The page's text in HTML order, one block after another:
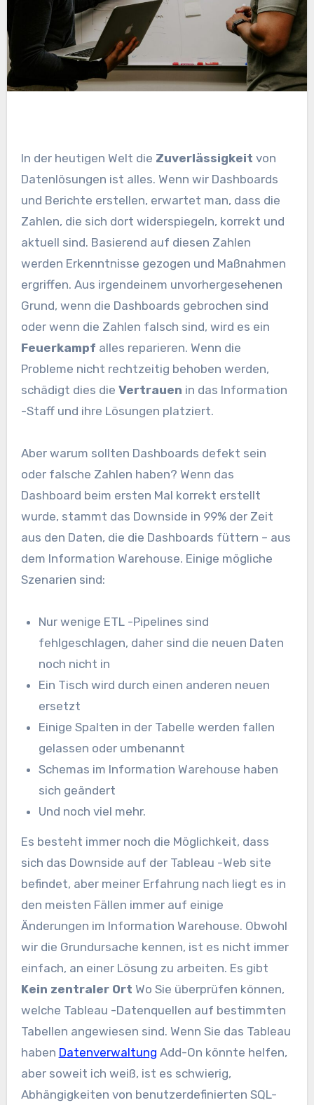
In der heutigen Welt die Zuverlässigkeit von
Datenlösungen ist alles. Wenn wir Dashboards
und Berichte erstellen, erwartet man, dass die
Zahlen, die sich dort widerspiegeln, korrekt und
aktuell sind. Basierend auf diesen Zahlen
werden Erkenntnisse gezogen und Maßnahmen
ergriffen. Aus irgendeinem unvorhergesehenen
Grund, wenn die Dashboards gebrochen sind
oder wenn die Zahlen falsch sind, wird es ein
Feuerkampf alles reparieren. Wenn die
Probleme nicht rechtzeitig behoben werden,
schädigt dies die Vertrauen in das Information
-Staff und ihre Lösungen platziert.
Aber warum sollten Dashboards defekt sein
oder falsche Zahlen haben? Wenn das
Dashboard beim ersten Mal korrekt erstellt
wurde, stammt das Downside in 99% der Zeit
aus den Daten, die die Dashboards füttern – aus
dem Information Warehouse. Einige mögliche
Szenarien sind:
Nur wenige ETL -Pipelines sind
fehlgeschlagen, daher sind die neuen Daten
noch nicht in
Ein Tisch wird durch einen anderen neuen
ersetzt
Einige Spalten in der Tabelle werden fallen
gelassen oder umbenannt
Schemas im Information Warehouse haben
sich geändert
Und noch viel mehr.
Es besteht immer noch die Möglichkeit, dass
sich das Downside auf der Tableau -Web site
befindet, aber meiner Erfahrung nach liegt es in
den meisten Fällen immer auf einige
Änderungen im Information Warehouse. Obwohl
wir die Grundursache kennen, ist es nicht immer
einfach, an einer Lösung zu arbeiten. Es gibt
Kein zentraler Ort Wo Sie überprüfen können,
welche Tableau -Datenquellen auf bestimmten
Tabellen angewiesen sind. Wenn Sie das Tableau
haben Datenverwaltung Add-On könnte helfen,
aber soweit ich weiß, ist es schwierig,
Abhängigkeiten von benutzerdefinierten SQL-